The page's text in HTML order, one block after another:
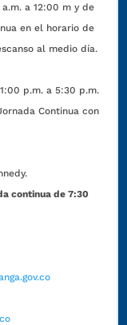
a 12:00 m y de
en el horario de
al medio día.
p.m. a 5:30 p.m.
Continua con
continua de 7:30